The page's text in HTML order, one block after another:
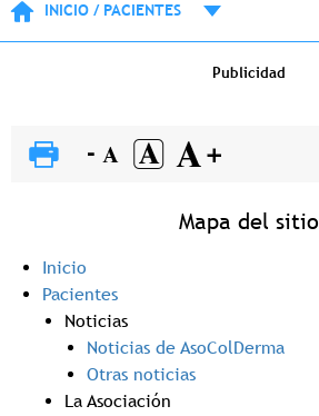
INICIO / PACIENTES
Publicidad
Mapa del sitio
Inicio
Pacientes
Noticias
Noticias de AsoColDerma
Otras noticias
La Asociación